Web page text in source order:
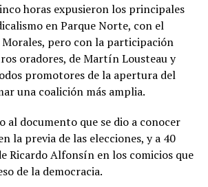
horas expusieron los principales
en Parque Norte, con el
Morales, pero con la participación
oradores, de Martín Lousteau y
promotores de la apertura del
una coalición más amplia.
al documento que se dio a conocer
la previa de las elecciones, y a 40
Ricardo Alfonsín en los comicios que
de la democracia.